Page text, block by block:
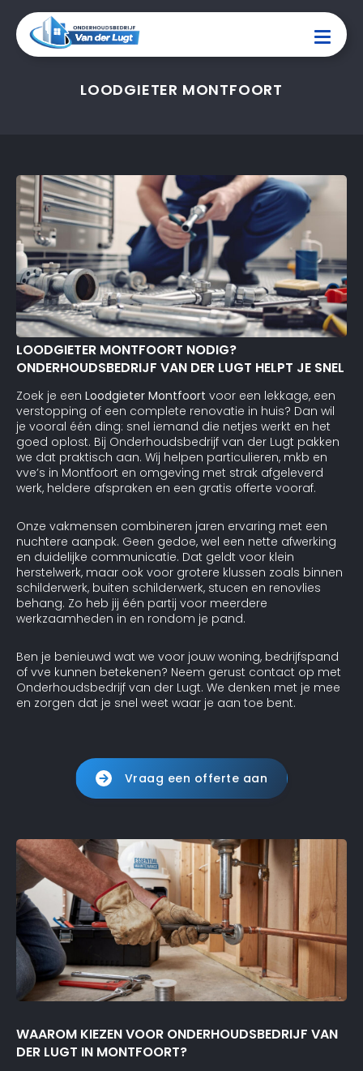
LOODGIETER MONTFOORT
LOODGIETER MONTFOORT NODIG?
ONDERHOUDSBEDRIJF VAN DER LUGT HELPT JE SNEL
Zoek je een Loodgieter Montfoort voor een lekkage, een
verstopping of een complete renovatie in huis? Dan wil
je vooral één ding: snel iemand die netjes werkt en het
goed oplost. Bij Onderhoudsbedrijf van der Lugt pakken
we dat praktisch aan. Wij helpen particulieren, mkb en
vve’s in Montfoort en omgeving met strak afgeleverd
werk, heldere afspraken en een gratis offerte vooraf.
Onze vakmensen combineren jaren ervaring met een
nuchtere aanpak. Geen gedoe, wel een nette afwerking
en duidelijke communicatie. Dat geldt voor klein
herstelwerk, maar ook voor grotere klussen zoals binnen
schilderwerk, buiten schilderwerk, stucen en renovlies
behang. Zo heb jij één partij voor meerdere
werkzaamheden in en rondom je pand.
Ben je benieuwd wat we voor jouw woning, bedrijfspand
of vve kunnen betekenen? Neem gerust contact op met
Onderhoudsbedrijf van der Lugt. We denken met je mee
en zorgen dat je snel weet waar je aan toe bent.
Vraag een offerte aan
WAAROM KIEZEN VOOR ONDERHOUDSBEDRIJF VAN
DER LUGT IN MONTFOORT?